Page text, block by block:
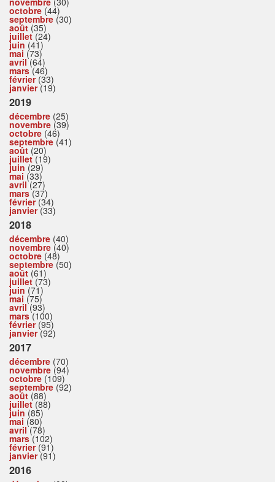
octobre (44)
septembre (30)
août (35)
juillet(24)
juin (41)
mai (73)
avril(64)
mars(46)
février(33)
janvier(19)
2019
décembre (25)
novembre (39)
octobre (46)
septembre (41)
août (20)
juillet(19)
juin (29)
mai (33)
avril(27)
mars(37)
février(34)
janvier(33)
2018
décembre (40)
novembre (40)
octobre (48)
septembre (50)
août (61)
juillet(73)
juin (71)
mai (75)
avril(93)
mars(100)
février(95)
janvier(92)
2017
décembre (70)
novembre (94)
octobre (109)
septembre (92)
août (88)
juillet(88)
juin (85)
mai (80)
avril(78)
mars(102)
février(91)
janvier(91)
2016